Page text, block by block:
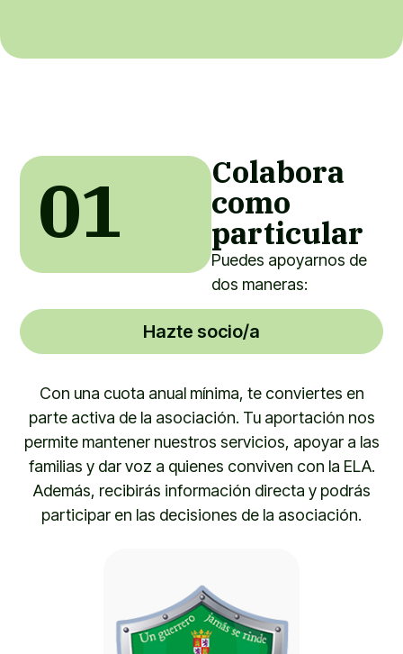
01 Colabora
como
particular
Puedes apoyarnos de
dos maneras:
Hazte socio/a
Con una cuota anual mínima, te conviertes en
parte activa de la asociación. Tu aportación nos
permite mantener nuestros servicios, apoyar a las
familias y dar voz a quienes conviven con la ELA.
Además, recibirás información directa y podrás
participar en las decisiones de la asociación.